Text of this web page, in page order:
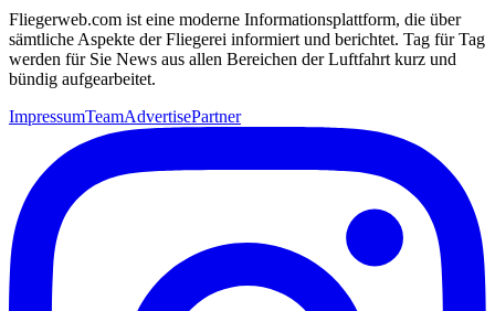
Fliegerweb.com ist eine moderne Informationsplattform, die über
sämtliche Aspekte der Fliegerei informiert und berichtet. Tag für Tag
werden für Sie News aus allen Bereichen der Luftfahrt kurz und
bündig aufgearbeitet.
ImpressumTeamAdvertisePartner